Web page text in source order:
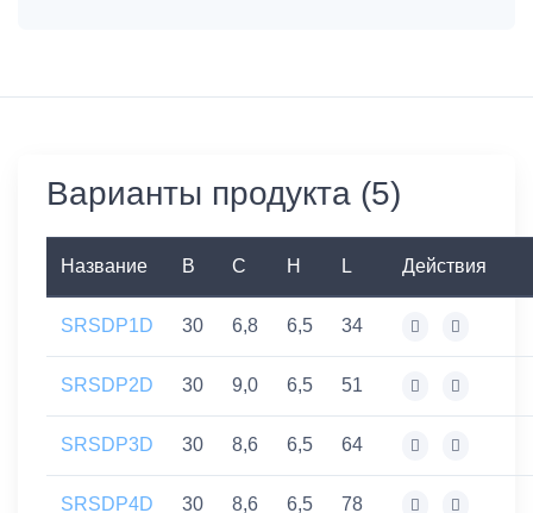
Варианты продукта (5)
Название B C H L Действия
SRSDP1D 30 6,8 6,5 34
SRSDP2D 30 9,0 6,5 51
SRSDP3D 30 8,6 6,5 64
SRSDP4D 30 8,6 6,5 78